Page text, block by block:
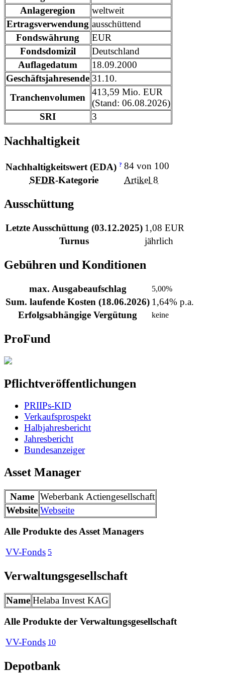
Anlageregion
weltweit
Ertragsverwendung ausschüttend
Fondswährung
EUR
Fondsdomizil
Deutschland
Auflagedatum
18.09.2000
Geschäftsjahresende 31.10.
Tranchenvolumen
413,59 Mio. EUR
(Stand: 06.08.2026)
SRI
3
Nachhaltigkeit
Nachhaltigkeitswert (EDA) ? 84 von 100
SFDR-Kategorie Artikel 8
Ausschüttung
Letzte Ausschüttung (03.12.2025) 1,08 EUR
Turnus
jährlich
Gebühren und Konditionen
max. Ausgabeaufschlag 5,00%
Sum. laufende Kosten (18.06.2026) 1,64% p.a.
Erfolgsabhängige Vergütung
keine
ProFund
Pflichtveröffentlichungen
PRIIPs-KID
Verkaufsprospekt
Halbjahresbericht
Jahresbericht
Bundesanzeiger
Asset Manager
Name Weberbank Actiengesellschaft
Website Webseite
Alle Produkte des Asset Managers
VV-Fonds 5
Verwaltungsgesellschaft
Name Helaba Invest KAG
Alle Produkte der Verwaltungsgesellschaft
VV-Fonds 10
Depotbank